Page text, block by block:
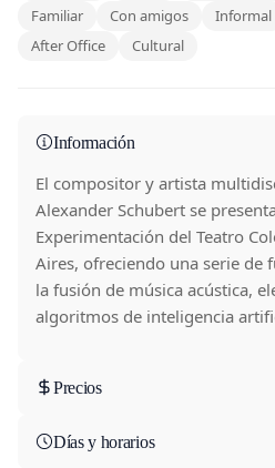
Familiar
Con amigos Informal
After Office
Cultural
Información
El compositor y artista
Alexander Schubert se
Experimentación del Teatro
Aires, ofreciendo una serie de
la fusión de música acústica,
algoritmos de inteligencia
Precios
Días y horarios